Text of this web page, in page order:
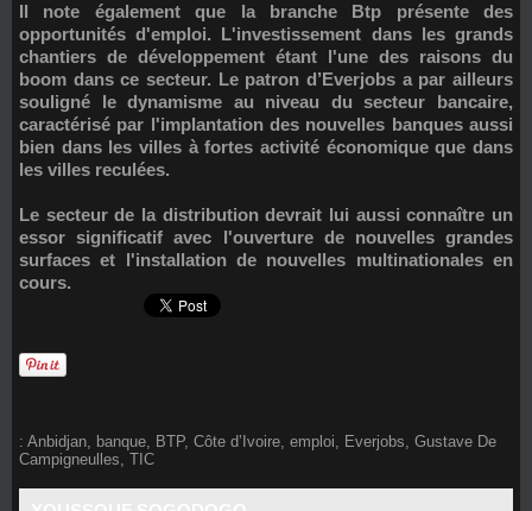
Il note également que la branche Btp présente des
opportunités d'emploi. L'investissement dans les grands
chantiers de développement étant l'une des raisons du
boom dans ce secteur. Le patron d’Everjobs a par ailleurs
souligné le dynamisme au niveau du secteur bancaire,
caractérisé par l'implantation des nouvelles banques aussi
bien dans les villes à fortes activité économique que dans
les villes reculées.
Le secteur de la distribution devrait lui aussi connaître un
essor significatif avec l'ouverture de nouvelles grandes
surfaces et l'installation de nouvelles multinationales en
cours.
: Anbidjan, banque, BTP, Côte d’Ivoire, emploi, Everjobs, Gustave De
Campigneulles, TIC